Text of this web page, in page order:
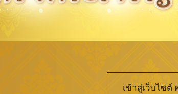
เข้าสู่เว็บไซต์